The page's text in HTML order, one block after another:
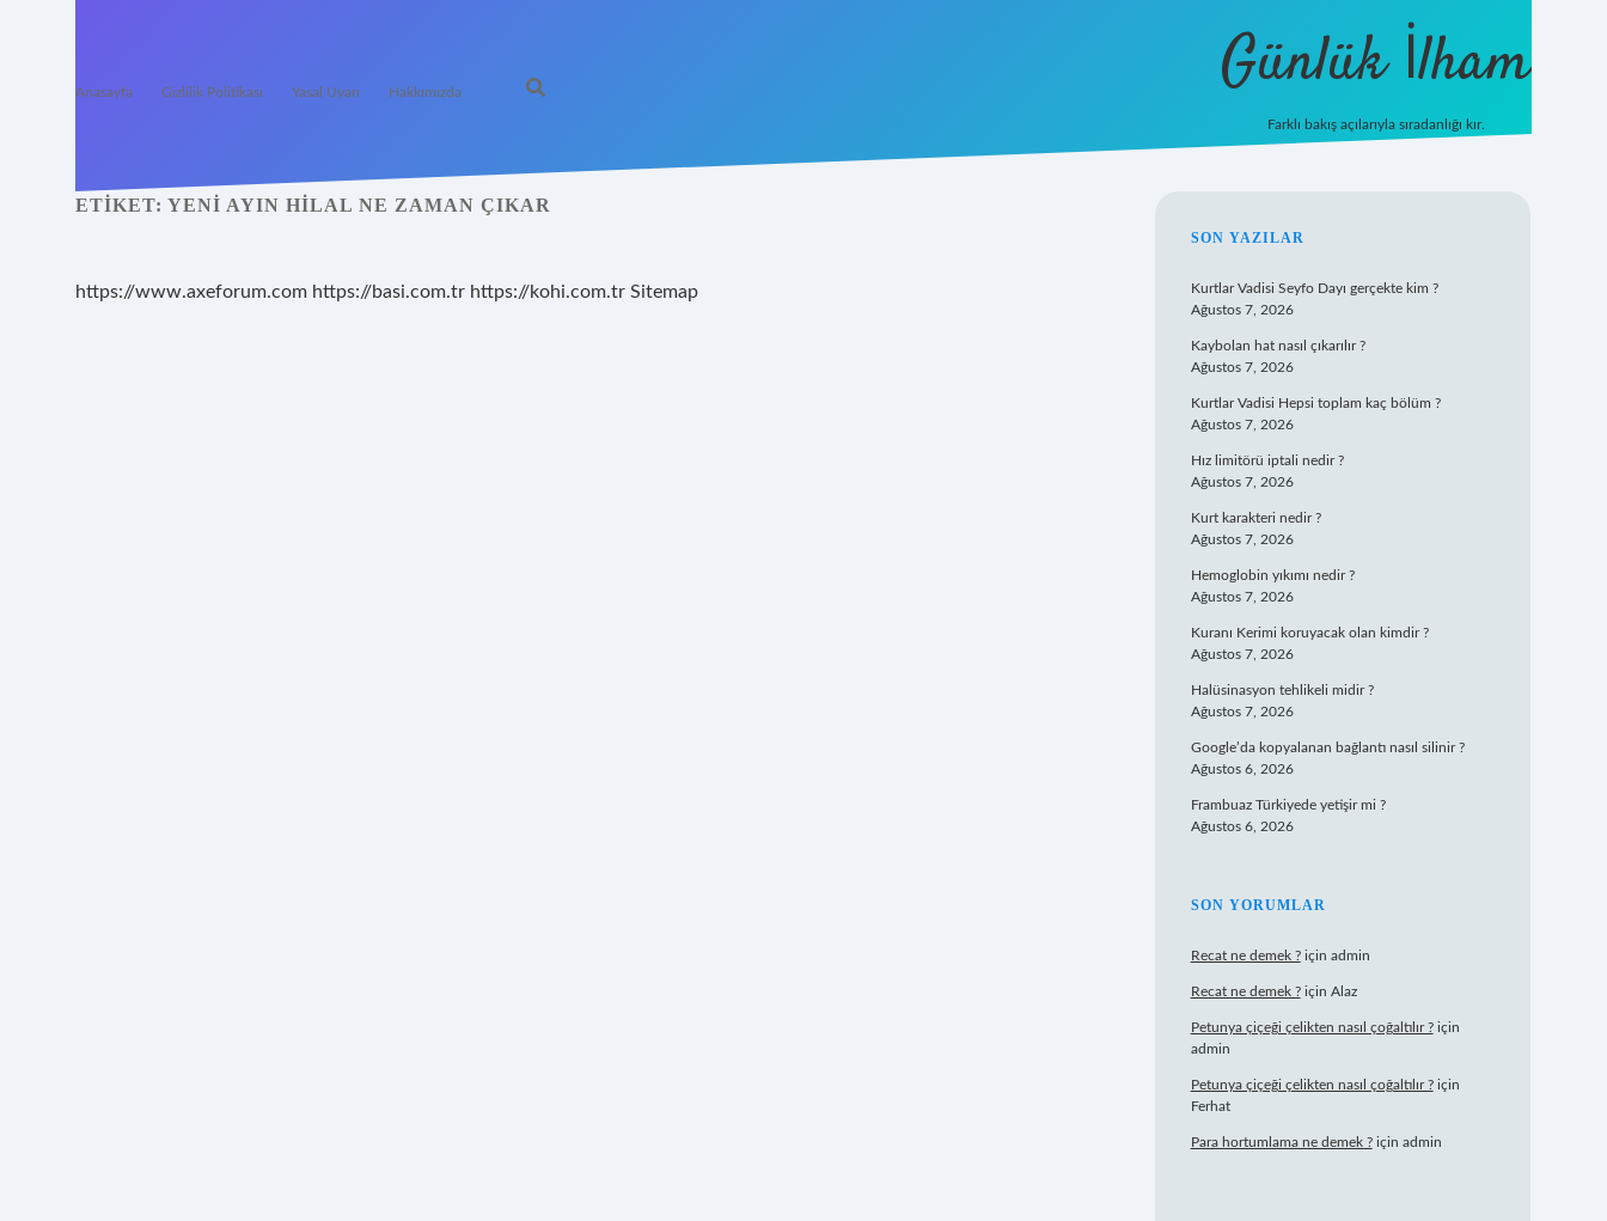
Anasayfa Gizlilik Politikası Yasal Uyarı Hakkımızda Günlük İlham
Farklı bakış açılarıyla sıradanlığı kır.
ETIKET: YENI AYIN HILAL NE ZAMAN ÇIKAR
https://www.axeforum.com https://basi.com.tr https://kohi.com.tr Sitemap
SIDEBAR
SON YAZILAR
Kurtlar Vadisi Seyfo Dayı gerçekte kim ?
Ağustos 7, 2026
Kaybolan hat nasıl çıkarılır ?
Ağustos 7, 2026
Kurtlar Vadisi Hepsi toplam kaç bölüm ?
Ağustos 7, 2026
Hız limitörü iptali nedir ?
Ağustos 7, 2026
Kurt karakteri nedir ?
Ağustos 7, 2026
Hemoglobin yıkımı nedir ?
Ağustos 7, 2026
Kuranı Kerimi koruyacak olan kimdir ?
Ağustos 7, 2026
Halüsinasyon tehlikeli midir ?
Ağustos 7, 2026
Google’da kopyalanan bağlantı nasıl silinir ?
Ağustos 6, 2026
Frambuaz Türkiyede yetişir mi ?
Ağustos 6, 2026
SON YORUMLAR
Recat ne demek ?için admin
Recat ne demek ?için Alaz
Petunya çiçeği çelikten nasıl çoğaltılır ?için
admin
Petunya çiçeği çelikten nasıl çoğaltılır ?için
Ferhat
Para hortumlama ne demek ?için admin